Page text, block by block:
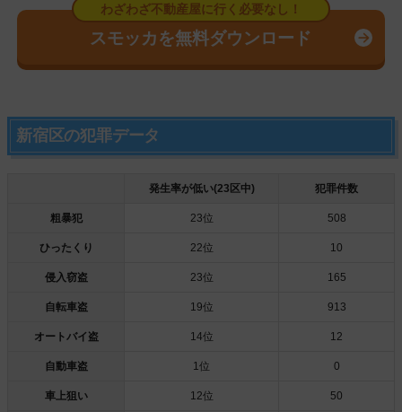
スモッカを無料ダウンロード
新宿区の犯罪データ
発生率が低い(23区中) 犯罪件数
粗暴犯 23位 508
ひったくり 22位 10
侵入窃盗 23位 165
自転車盗 19位 913
オートバイ盗 14位 12
自動車盗 1位 0
車上狙い 12位 50